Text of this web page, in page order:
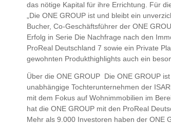
das nötige Kapital für ihre Errichtung. Für
„Die ONE GROUP ist und bleibt ein
Bucher, Co-Geschäftsführer der ONE
Erfolg in Serie Die Nachfrage nach den
ProReal Deutschland 7 sowie ein Private
gewohnten Produkthighlights auch ein
Über die ONE GROUP Die ONE GROUP
unabhängige Tochterunternehmen der
mit dem Fokus auf Wohnimmobilien im
hat die ONE GROUP mit den ProReal
Mehr als 9.000 Investoren haben der ONE